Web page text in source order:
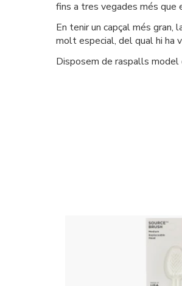
fins a tres vegades més que
En tenir un capçal més gran,
molt especial, del qual hi ha
Disposem de raspalls model